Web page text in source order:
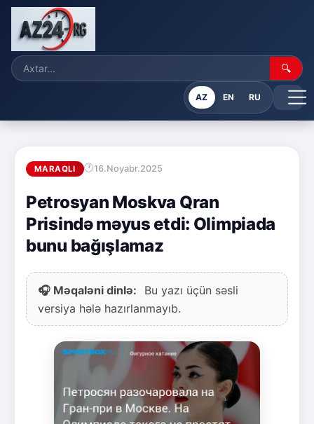
🔍
AZ EN RU
MARAQLI 16.Noyabr.2025
Petrosyan Moskva Qran
Prisində məyus etdi: Olimpiada
bunu bağışlamaz
🎧 Məqaləni dinlə:
Bu yazı üçün səsli
versiya hələ hazırlanmayıb.